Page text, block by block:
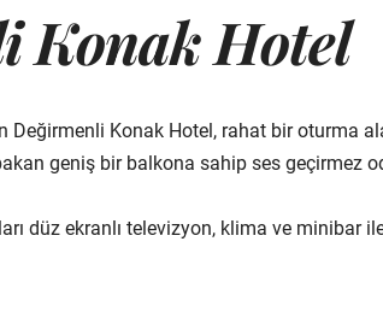
Konak Hotel
Değirmenli Konak Hotel, rahat bir oturma
geniş bir balkona sahip ses geçirmez
düz ekranlı televizyon, klima ve minibar